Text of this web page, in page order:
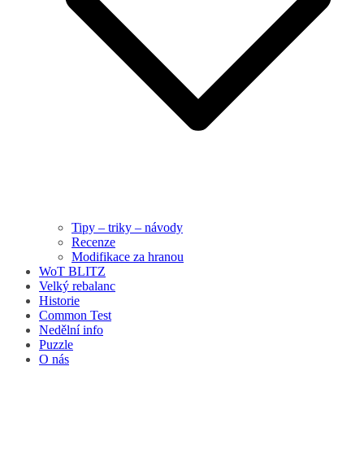
Tipy – triky – návody
Recenze
Modifikace za hranou
WoT BLITZ
Velký rebalanc
Historie
Common Test
Nedělní info
Puzzle
O nás